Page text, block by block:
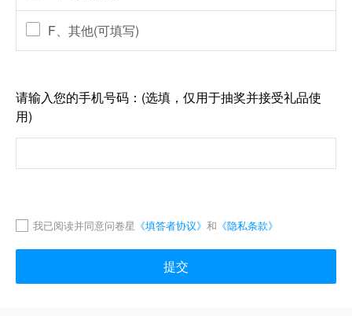
F、其他(可填写)
请输入您的手机号码：(选填，仅用于抽奖并接受礼品使
用)
我已阅读并同意问卷星 《填答者协议》 和 《隐私条款》
提交